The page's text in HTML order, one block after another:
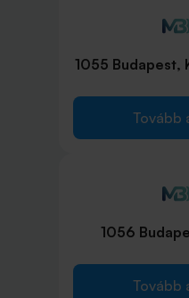
1055 Budapest,
Tovább
1056
Tovább